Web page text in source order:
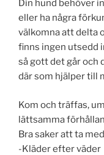
Din hund behöver
eller ha några
välkomna att delta
finns ingen utsedd
så gott det går och
där som hjälper till
Kom och träffas,
lättsamma
Bra saker att ta
-Kläder efter väder